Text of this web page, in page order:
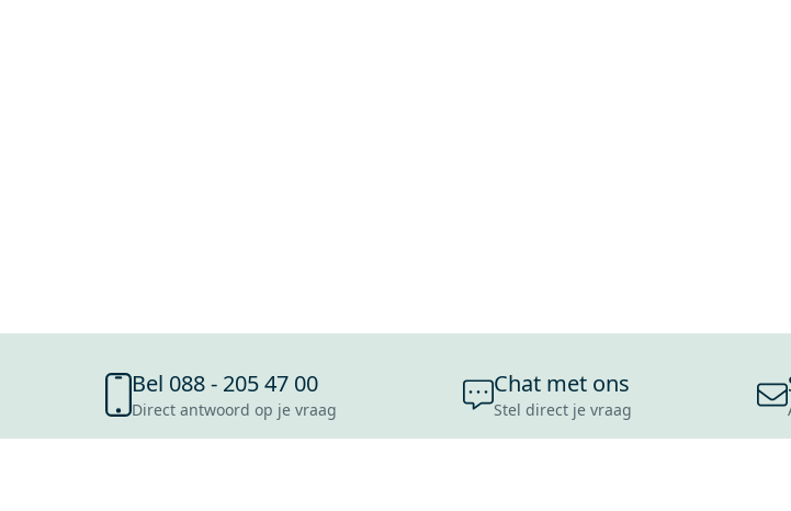
Bel 088 - 205 47 00
Direct antwoord op je vraag
Chat met ons
Stel direct je vraag